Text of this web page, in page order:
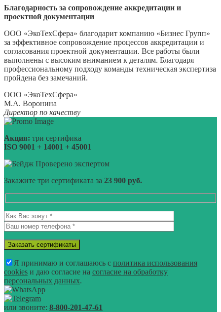
Благодарность за сопровождение аккредитации и
проектной документации
ООО «ЭкоТехСфера» благодарит компанию «Бизнес Групп»
за эффективное сопровождение процессов аккредитации и
согласования проектной документации. Все работы были
выполнены с высоким вниманием к деталям. Благодаря
профессиональному подходу команды техническая экспертиза
пройдена без замечаний.
ООО «ЭкоТехСфера»
М.А. Воронина
Директор по качеству
Акция: три сертифика
ISO 9001 + 14001 + 45001
Проверено экспертом
Закажите три сертификата за 23 900 руб.
Я принимаю и соглашаюсь с политика использования
cookies и даю согласие на согласие на обработку
персональных данных.
или звоните: 8-800-201-47-61